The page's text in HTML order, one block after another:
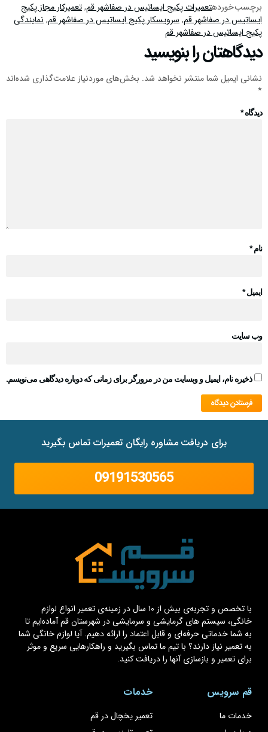
برچسب خوردهتعمیرات پکیج ایساتیس در صفاشهر قم,تعمیرکار مجاز پکیج
ایساتیس در صفاشهر قم,سرویسکار پکیج ایساتیس در صفاشهر قم,نمایندگی
پکیج ایساتیس در صفاشهر قم
دیدگاهتان را بنویسید
نشانی ایمیل شما منتشر نخواهد شد. بخش‌های موردنیاز علامت‌گذاری شده‌اند
*
دیدگاه*
نام*
ایمیل*
وب‌ سایت
ذخیره نام، ایمیل و وبسایت من در مرورگر برای زمانی که دوباره دیدگاهی می‌نویسم.
برای دریافت مشاوره رایگان تعمیرات تماس بگیرید
09191530565
با تخصص و تجربه‌ی بیش از ۱۰ سال در زمینه‌ی تعمیر انواع لوازم
خانگی، سیستم های گرمایشی و سرمایشی در شهرستان قم آماده‌ایم تا
به شما خدماتی حرفه‌ای و قابل اعتماد را ارائه دهیم. آیا لوازم خانگی شما
به تعمیر نیاز دارند؟ با تیم ما تماس بگیرید و راهکارهایی سریع و موثر
برای تعمیر و بازسازی آنها را دریافت کنید.
قم سرویس
خدمات ما
خدمات
تعمیر یخچال در قم